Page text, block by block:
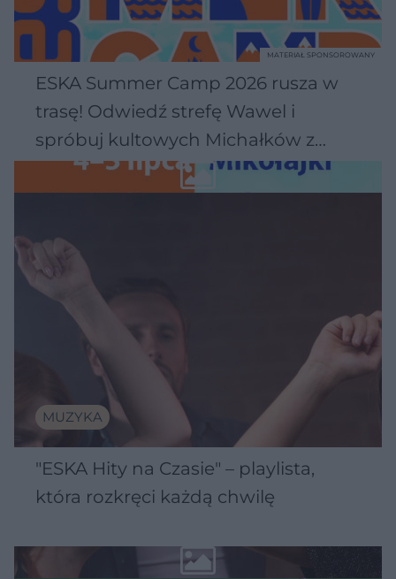
ESKA Summer Camp 2026 rusza w
trasę! Odwiedź strefę Wawel i
spróbuj kultowych Michałków z
Wawelu
MATERIAŁ SPONSOROWANY
MUZYKA
"ESKA Hity na Czasie" – playlista,
która rozkręci każdą chwilę